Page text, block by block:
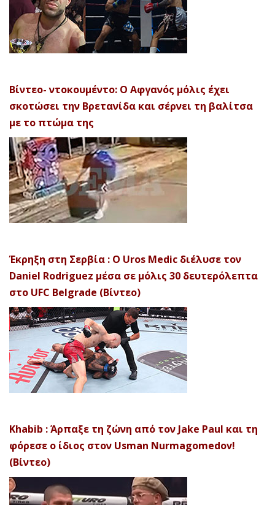
Βίντεο- ντοκουμέντο: Ο Αφγανός μόλις έχει
σκοτώσει την Βρετανίδα και σέρνει τη βαλίτσα
με το πτώμα της
Έκρηξη στη Σερβία : Ο Uros Medic διέλυσε τον
Daniel Rodriguez μέσα σε μόλις 30 δευτερόλεπτα
στο UFC Belgrade (Βίντεο)
Khabib : Άρπαξε τη ζώνη από τον Jake Paul και τη
φόρεσε ο ίδιος στον Usman Nurmagomedov!
(Βίντεο)